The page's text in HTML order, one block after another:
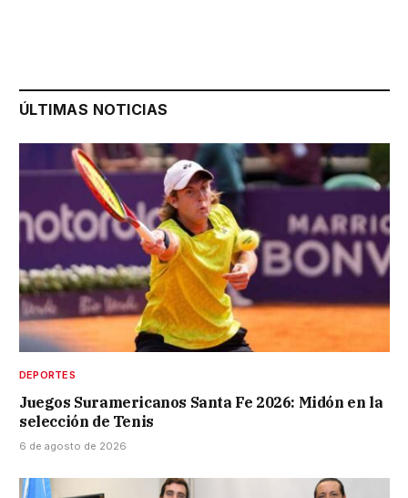
ÚLTIMAS NOTICIAS
DEPORTES
Juegos Suramericanos Santa Fe 2026: Midón en la
selección de Tenis
6 de agosto de 2026